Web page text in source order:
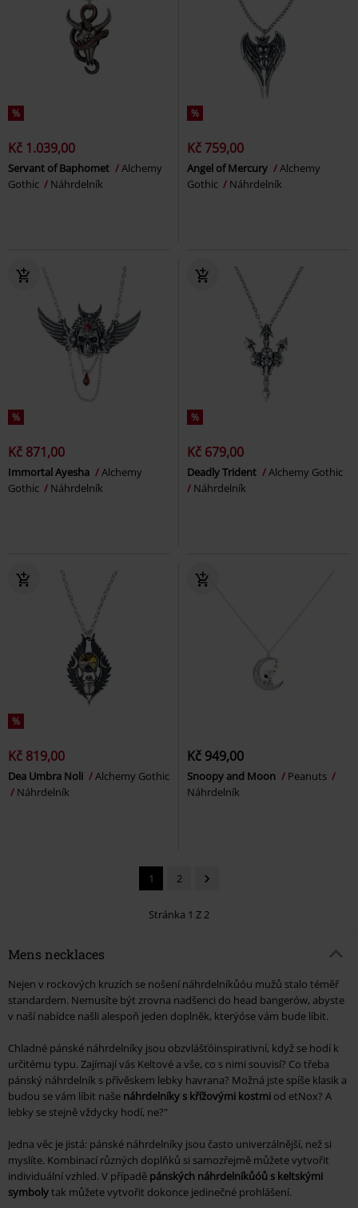
%
Kč 1.039,00
Servant of Baphomet
Alchemy
Gothic
Náhrdelník
%
Kč 759,00
Angel of Mercury
Alchemy
Gothic
Náhrdelník
%
Kč 871,00
Immortal Ayesha
Alchemy
Gothic
Náhrdelník
%
Kč 679,00
Deadly Trident
Alchemy Gothic
Náhrdelník
%
Kč 819,00
Dea Umbra Noli
Alchemy Gothic
Náhrdelník
Kč 949,00
Snoopy and Moon
Peanuts
Náhrdelník
1 2
Stránka 1 Z 2
Mens necklaces
Nejen v rockových kruzích se nošení náhrdelníkůóu mužů stalo téměř
standardem. Nemusíte být zrovna nadšenci do head bangerów, abyste
v naší nabídce našli alespoň jeden doplněk, kterýóse vám bude líbit.
Chladné pánské náhrdelníky jsou obzvlášťóinspirativní, když se hodí k
určitému typu. Zajímají vás Keltové a vše, co s nimi souvisí? Co třeba
pánský náhrdelník s přívěskem lebky havrana? Možná jste spíše klasik a
budou se vám líbit naše náhrdelníky s křížovými kostmi od etNox? A
lebky se stejně vždycky hodí, ne?"
Jedna věc je jistá: pánské náhrdelníky jsou často univerzálnější, než si
myslíte. Kombinací různých doplňků si samozřejmě můžete vytvořit
individuální vzhled. V případě pánských náhrdelníkůóů s keltskými
symbolytak můžete vytvořit dokonce jedinečné prohlášení.